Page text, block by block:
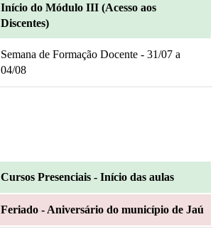
Início do Módulo III (Acesso aos
Discentes)
Semana de Formação Docente - 31/07 a
04/08
Cursos Presenciais - Início das aulas
Feriado - Aniversário do município de Jaú